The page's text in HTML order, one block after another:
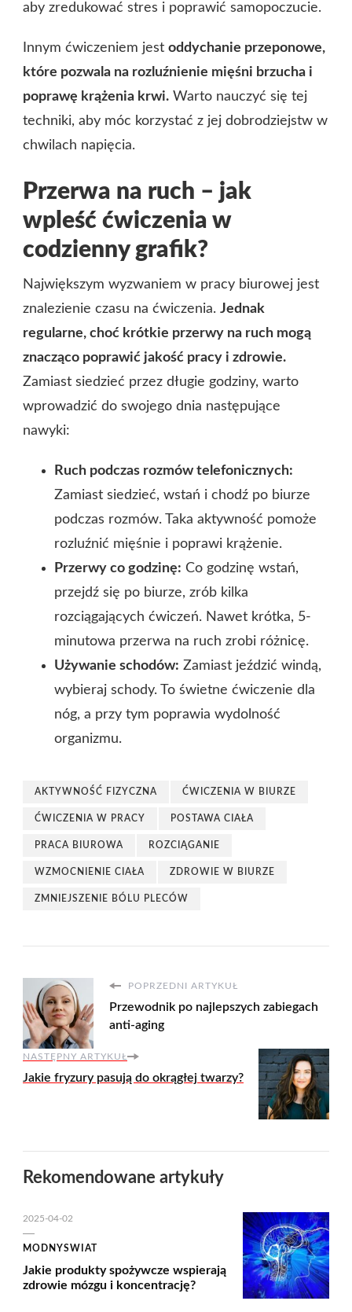
aby zredukować stres i poprawić samopoczucie.
Innym ćwiczeniem jest oddychanie przeponowe,
które pozwala na rozluźnienie mięśni brzucha i
poprawę krążenia krwi. Warto nauczyć się tej
techniki, aby móc korzystać z jej dobrodziejstw w
chwilach napięcia.
Przerwa na ruch – jak
wpleść ćwiczenia w
codzienny grafik?
Największym wyzwaniem w pracy biurowej jest
znalezienie czasu na ćwiczenia. Jednak
regularne, choć krótkie przerwy na ruch mogą
znacząco poprawić jakość pracy i zdrowie.
Zamiast siedzieć przez długie godziny, warto
wprowadzić do swojego dnia następujące
nawyki:
Ruch podczas rozmów telefonicznych:
Zamiast siedzieć, wstań i chodź po biurze
podczas rozmów. Taka aktywność pomoże
rozluźnić mięśnie i poprawi krążenie.
Przerwy co godzinę: Co godzinę wstań,
przejdź się po biurze, zrób kilka
rozciągających ćwiczeń. Nawet krótka, 5-
minutowa przerwa na ruch zrobi różnicę.
Używanie schodów: Zamiast jeździć windą,
wybieraj schody. To świetne ćwiczenie dla
nóg, a przy tym poprawia wydolność
organizmu.
AKTYWNOŚĆ FIZYCZNA ĆWICZENIA W BIURZE
ĆWICZENIA W PRACY POSTAWA CIAŁA
PRACA BIUROWA ROZCIĄGANIE
WZMOCNIENIE CIAŁA ZDROWIE W BIURZE
ZMNIEJSZENIE BÓLU PLECÓW
POPRZEDNI ARTYKUŁ
Przewodnik po najlepszych zabiegach
anti-aging
NASTĘPNY ARTYKUŁ
Jakie fryzury pasują do okrągłej twarzy?
Rekomendowane artykuły
2025-04-02
MODNYSWIAT
Jakie produkty spożywcze wspierają
zdrowie mózgu i koncentrację?